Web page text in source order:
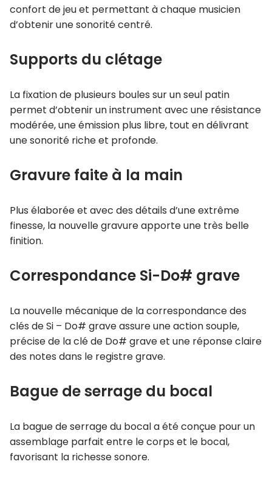
confort de jeu et permettant à chaque musicien
d’obtenir une sonorité centré.
Supports du clétage
La fixation de plusieurs boules sur un seul patin
permet d’obtenir un instrument avec une résistance
modérée, une émission plus libre, tout en délivrant
une sonorité riche et profonde.
Gravure faite à la main
Plus élaborée et avec des détails d’une extrême
finesse, la nouvelle gravure apporte une très belle
finition.
Correspondance Si-Do# grave
La nouvelle mécanique de la correspondance des
clés de Si – Do# grave assure une action souple,
précise de la clé de Do# grave et une réponse claire
des notes dans le registre grave.
Bague de serrage du bocal
La bague de serrage du bocal a été conçue pour un
assemblage parfait entre le corps et le bocal,
favorisant la richesse sonore.